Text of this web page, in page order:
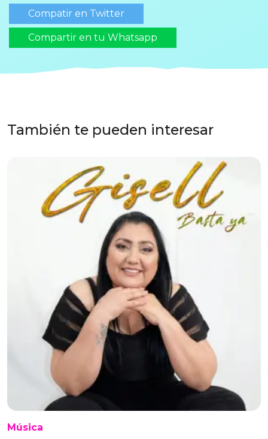
Compatir en Twitter
Compartir en tu Whatsapp
También te pueden interesar
Música